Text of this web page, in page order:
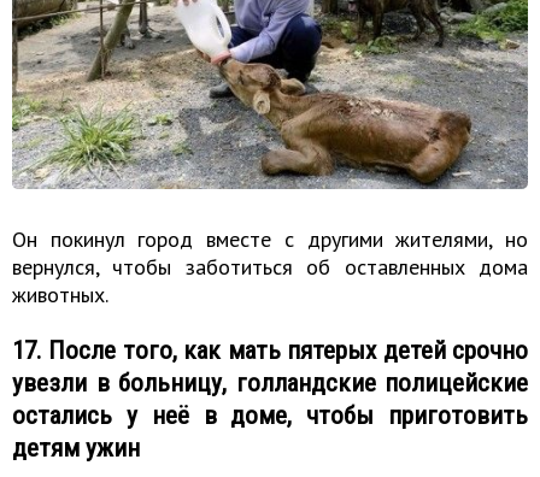
Он покинул город вместе с другими жителями, но
вернулся, чтобы заботиться об оставленных дома
животных.
17. После того, как мать пятерых детей срочно
увезли в больницу, голландские полицейские
остались у неё в доме, чтобы приготовить
детям ужин